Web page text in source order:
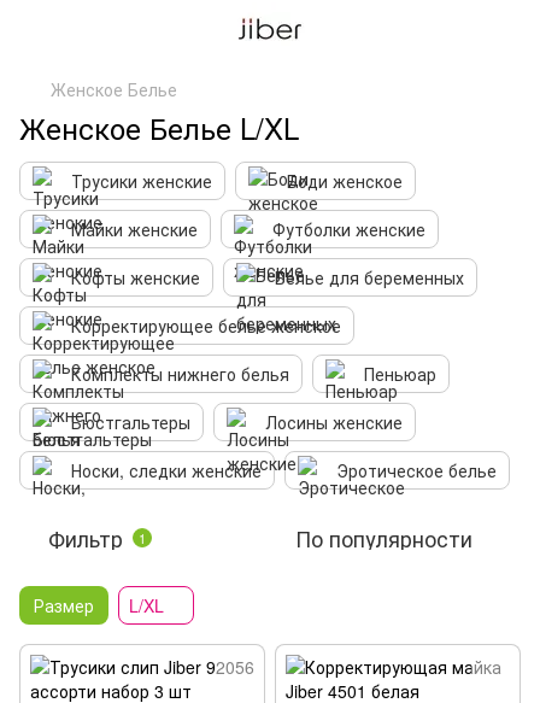
Женское Белье
Женское Белье L/XL
Трусики женские
Боди женское
Майки женские
Футболки женские
Кофты женские
Белье для беременных
Корректирующее белье женское
Комплекты нижнего белья
Пеньюар
Бюстгальтеры
Лосины женские
Носки, следки женские
Эротическое белье
Фильтр 1 По популярности
Размер L/XL